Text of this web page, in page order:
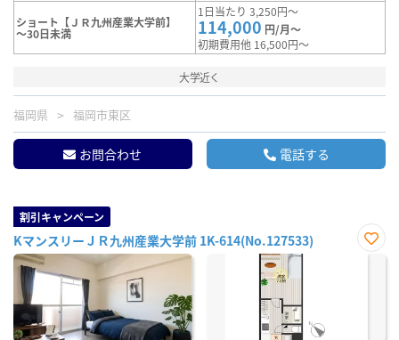
ショート【ＪＲ九州産業大学前】
～30日未満
1日当たり 3,250円～
114,000 円/月～
初期費用他 16,500円～
大学近く
福岡県 福岡市東区
お問合わせ 電話する
割引キャンペーン
KマンスリーＪＲ九州産業大学前 1K-614(No.127533)
お気